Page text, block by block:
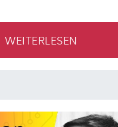
WEITERLESEN